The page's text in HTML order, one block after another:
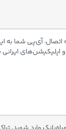
آی‌پی شما به
اپلیکیشن‌های